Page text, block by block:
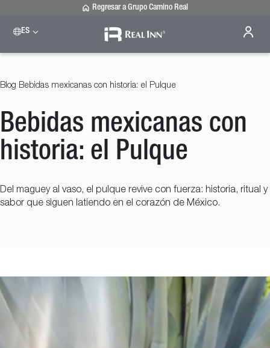
Regresar a Grupo Camino Real
ES Please select a destination
Estado de México
Nuevo Laredo
Real Inn Nuevo Laredo
San Luis Potosí
Real Inn San Luis Potosí
Real Inn Torreón
Blog Bebidas mexicanas con historia: el Pulque
Bebidas mexicanas con
historia: el Pulque
Del maguey al vaso, el pulque revive con fuerza: historia, ritual y
sabor que siguen latiendo en el corazón de México.